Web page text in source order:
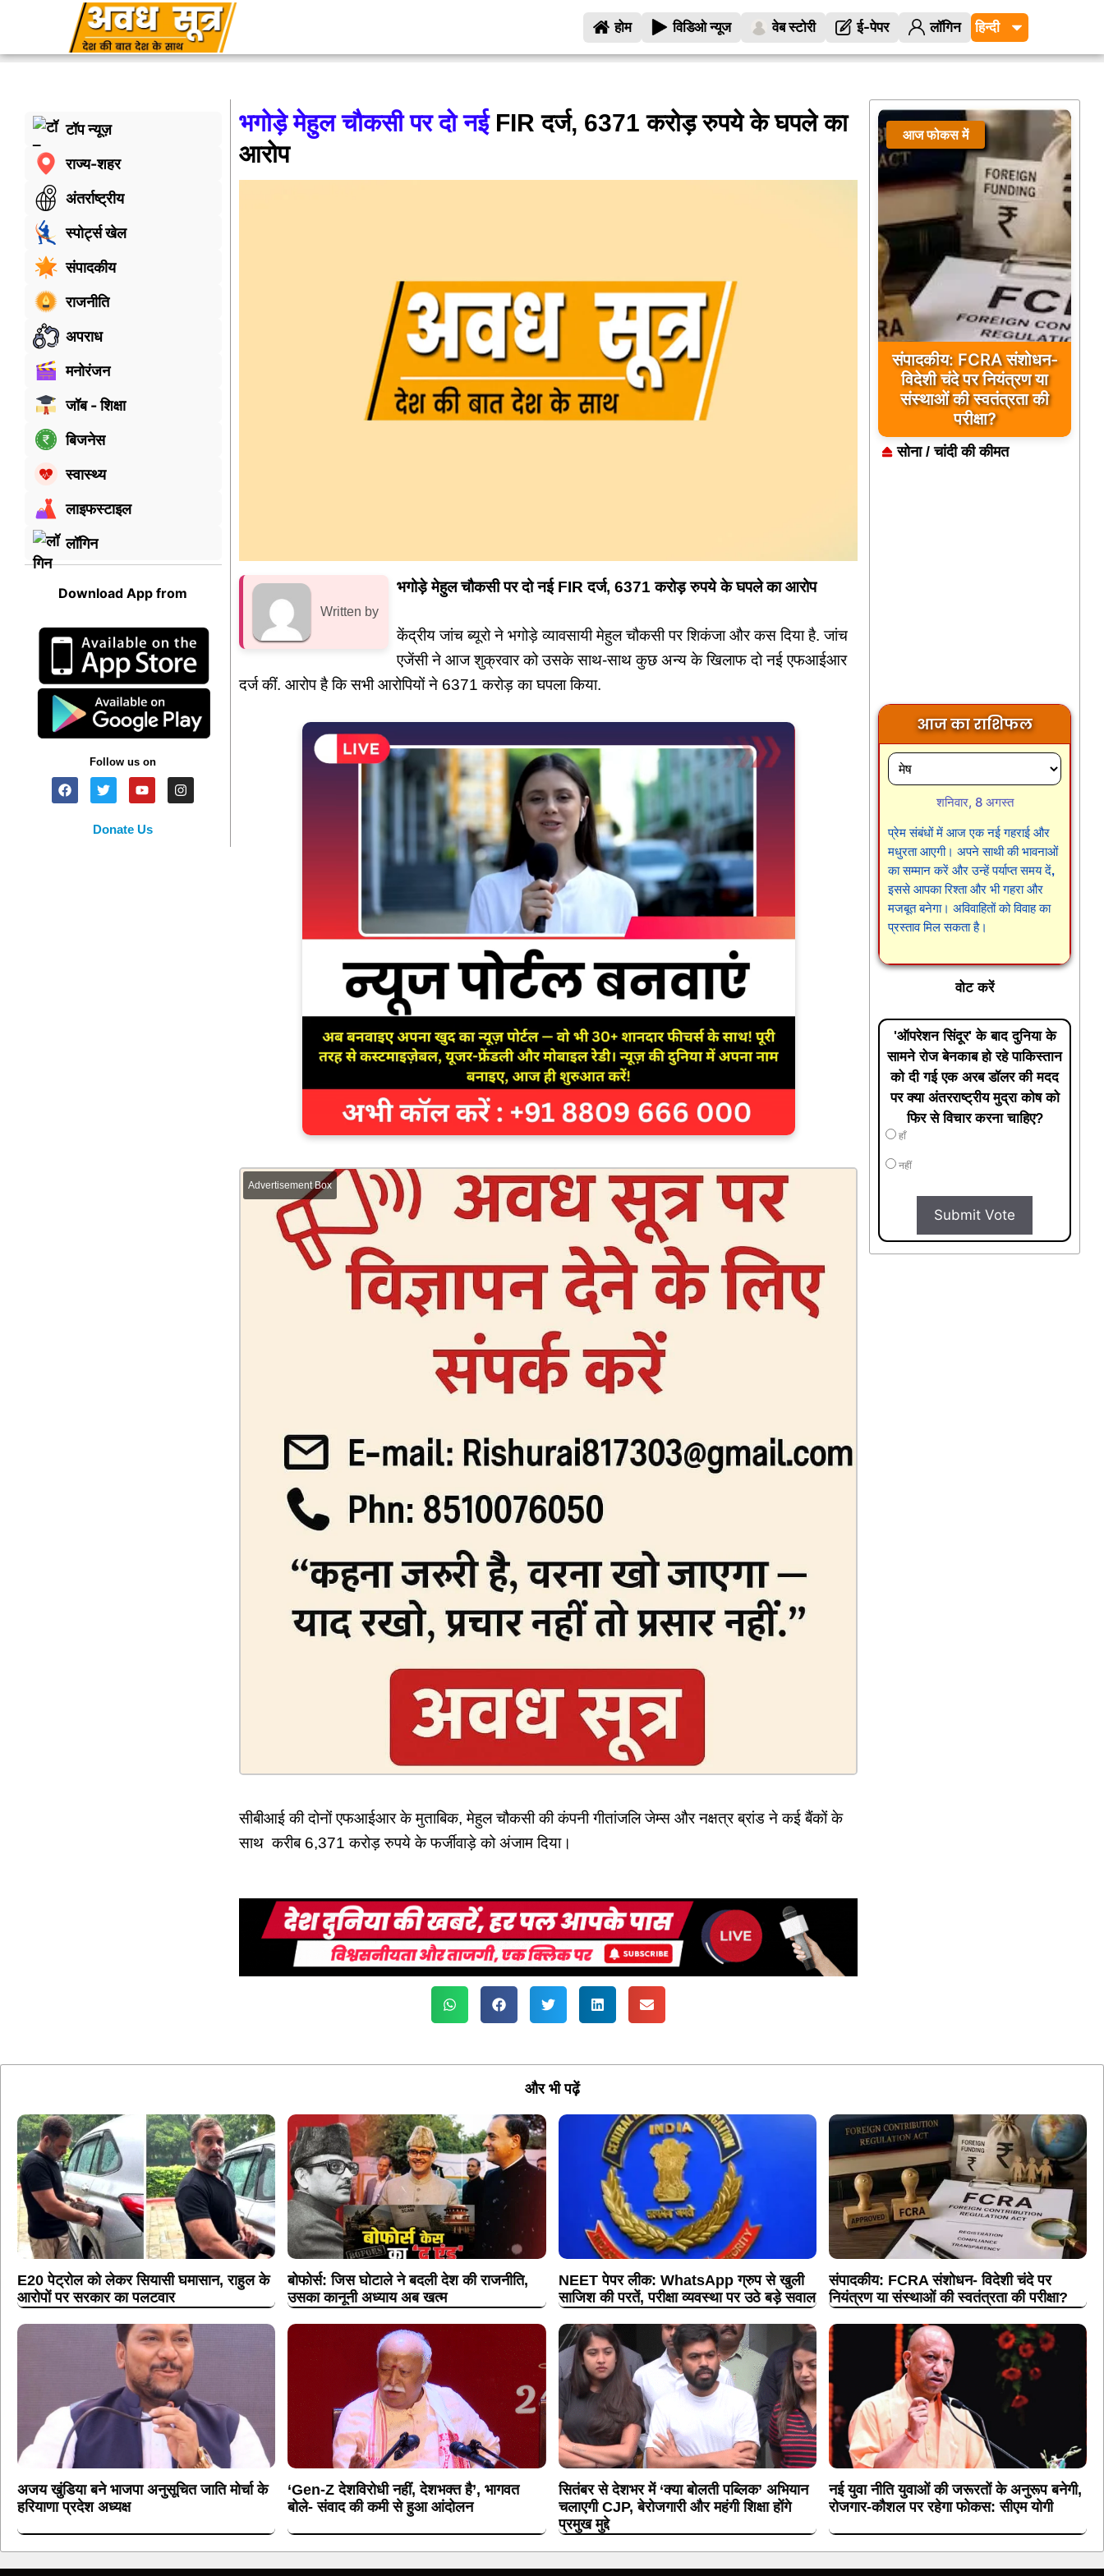
होम विडिओ न्यूज वेब स्टोरी ई-पेपर लॉगिन
टॉप न्यूज़
राज्य-शहर
अंतर्राष्ट्रीय
स्पोर्ट्स खेल
संपादकीय
राजनीति
अपराध
मनोरंजन
जॉब - शिक्षा
बिजनेस
स्वास्थ्य
लाइफस्टाइल
लॉगिन
Download App from
Follow us on
Donate Us
भगोड़े मेहुल चौकसी पर दो नईFIR दर्ज, 6371 करोड़ रुपये के घपले का
आरोप
Written by
भगोड़े मेहुल चौकसी पर दो नई FIR दर्ज, 6371 करोड़ रुपये के घपले का आरोप
केंद्रीय जांच ब्यूरो ने भगोड़े व्यावसायी मेहुल चौकसी पर शिकंजा और कस दिया है. जांच
एजेंसी ने आज शुक्रवार को उसके साथ-साथ कुछ अन्य के खिलाफ दो नई एफआईआर
दर्ज कीं. आरोप है कि सभी आरोपियों ने 6371 करोड़ का घपला किया.
Advertisement Box
सीबीआई की दोनों एफआईआर के मुताबिक, मेहुल चौकसी की कंपनी गीतांजलि जेम्स और नक्षत्र ब्रांड ने कई बैंकों के
साथ करीब 6,371 करोड़ रुपये के फर्जीवाड़े को अंजाम दिया।
आज फोकस में
संपादकीय: FCRA संशोधन-
विदेशी चंदे पर नियंत्रण या
संस्थाओं की स्वतंत्रता की
परीक्षा?
सोना / चांदी की कीमत
आज का राशिफल
शनिवार, 8 अगस्त
प्रेम संबंधों में आज एक नई गहराई और
मधुरता आएगी। अपने साथी की भावनाओं
का सम्मान करें और उन्हें पर्याप्त समय दें,
इससे आपका रिश्ता और भी गहरा और
मजबूत बनेगा। अविवाहितों को विवाह का
प्रस्ताव मिल सकता है।
वोट करें
'ऑपरेशन सिंदूर' के बाद दुनिया के
सामने रोज बेनकाब हो रहे पाकिस्तान
को दी गई एक अरब डॉलर की मदद
पर क्या अंतरराष्ट्रीय मुद्रा कोष को
फिर से विचार करना चाहिए?
हाँ
नहीं
Submit Vote
और भी पढ़ें
E20 पेट्रोल को लेकर सियासी घमासान, राहुल के
आरोपों पर सरकार का पलटवार
बोफोर्स: जिस घोटाले ने बदली देश की राजनीति,
उसका कानूनी अध्याय अब खत्म
NEET पेपर लीक: WhatsApp ग्रुप से खुली
साजिश की परतें, परीक्षा व्यवस्था पर उठे बड़े सवाल
संपादकीय: FCRA संशोधन- विदेशी चंदे पर
नियंत्रण या संस्थाओं की स्वतंत्रता की परीक्षा?
अजय खुंडिया बने भाजपा अनुसूचित जाति मोर्चा के
हरियाणा प्रदेश अध्यक्ष
‘Gen-Z देशविरोधी नहीं, देशभक्त है’, भागवत
बोले- संवाद की कमी से हुआ आंदोलन
सितंबर से देशभर में ‘क्या बोलती पब्लिक’ अभियान
चलाएगी CJP, बेरोजगारी और महंगी शिक्षा होंगे
प्रमुख मुद्दे
नई युवा नीति युवाओं की जरूरतों के अनुरूप बनेगी,
रोजगार-कौशल पर रहेगा फोकस: सीएम योगी